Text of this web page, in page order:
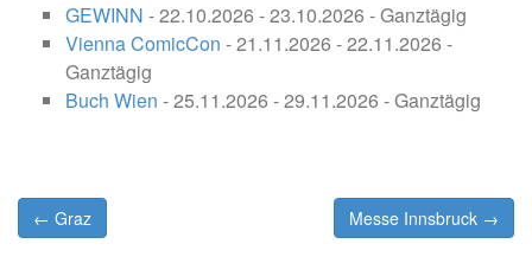
GEWINN - 22.10.2026 - 23.10.2026 - Ganztägig
Vienna ComicCon - 21.11.2026 - 22.11.2026 -
Ganztägig
Buch Wien - 25.11.2026 - 29.11.2026 - Ganztägig
Post
navigation
← Graz Messe Innsbruck →